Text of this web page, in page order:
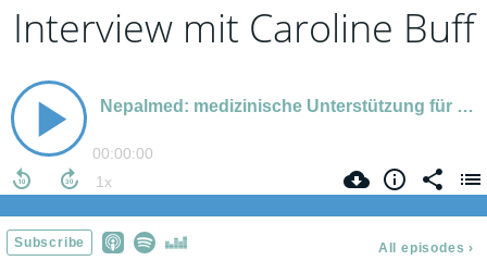
Interview mit Caroline Buff